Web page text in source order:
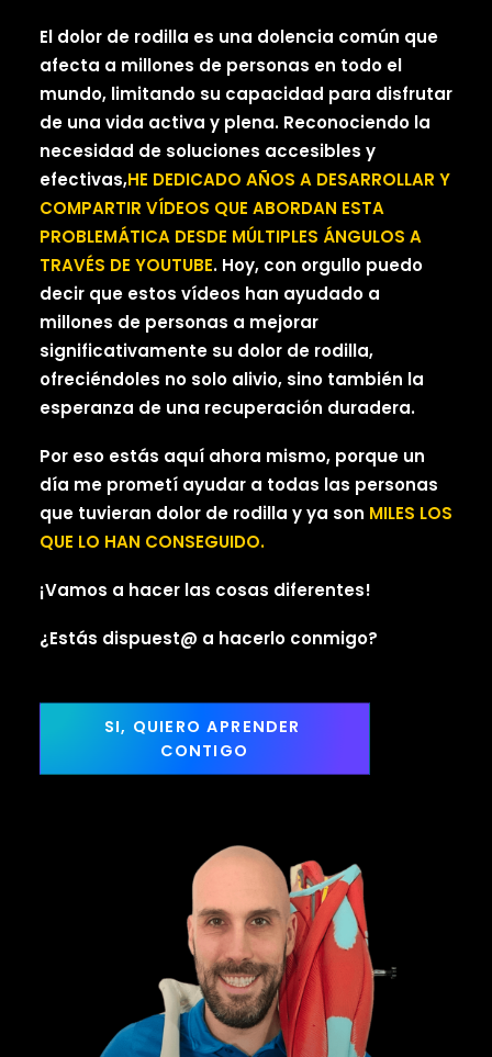
El dolor de rodilla es una dolencia común que
afecta a millones de personas en todo el
mundo, limitando su capacidad para disfrutar
de una vida activa y plena. Reconociendo la
necesidad de soluciones accesibles y
efectivas,HE DEDICADO AÑOS A DESARROLLAR Y
COMPARTIR VÍDEOS QUE ABORDAN ESTA
PROBLEMÁTICA DESDE MÚLTIPLES ÁNGULOS A
TRAVÉS DE YOUTUBE. Hoy, con orgullo puedo
decir que estos vídeos han ayudado a
millones de personas a mejorar
significativamente su dolor de rodilla,
ofreciéndoles no solo alivio, sino también la
esperanza de una recuperación duradera.
Por eso estás aquí ahora mismo, porque un
día me prometí ayudar a todas las personas
que tuvieran dolor de rodilla y ya son MILES LOS
QUE LO HAN CONSEGUIDO.
¡Vamos a hacer las cosas diferentes!
¿Estás dispuest@ a hacerlo conmigo?
SI, QUIERO APRENDER
CONTIGO